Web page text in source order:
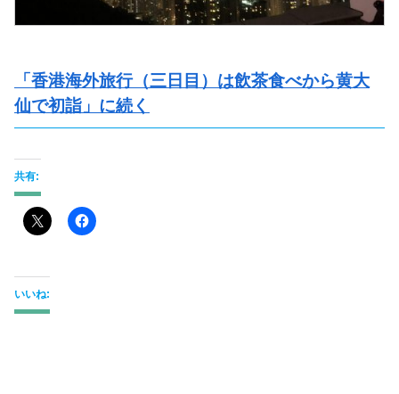
「香港海外旅行（三日目）は飲茶食べから黄大
仙で初詣」に続く
共有:
いいね: